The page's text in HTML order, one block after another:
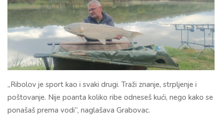
„Ribolov je sport kao i svaki drugi. Traži znanje, strpljenje i
poštovanje. Nije poanta koliko ribe odneseš kući, nego kako se
ponašaš prema vodi“, naglašava Grabovac.